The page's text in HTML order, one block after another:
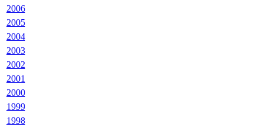
2006
2005
2004
2003
2002
2001
2000
1999
1998